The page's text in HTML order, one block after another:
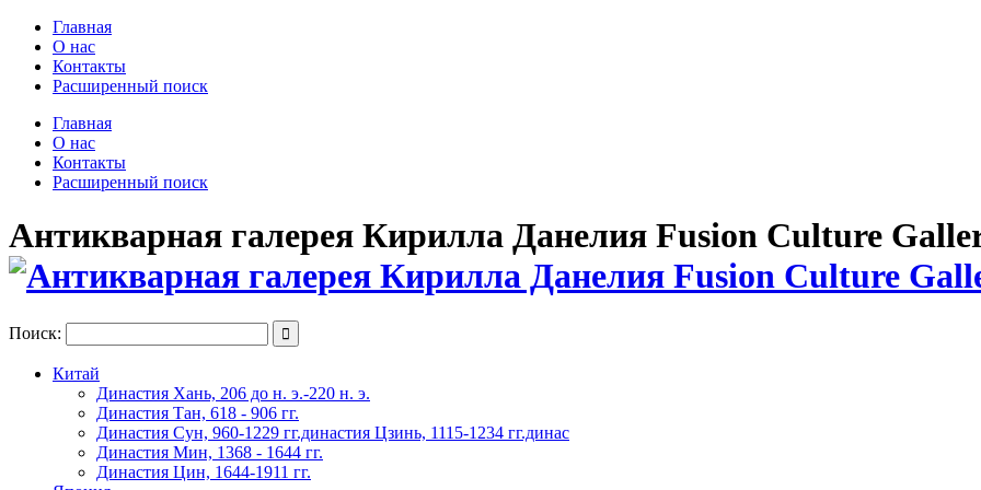
Главная
О нас
Контакты
Расширенный поиск
Главная
О нас
Контакты
Расширенный поиск
Антикварная галерея Кирилла Данелия Fusion Culture
Поиск: 
Китай
Династия Хань, 206 до н. э.-220 н. э.
Династия Тан, 618 - 906 гг.
Династия Сун, 960-1229 гг.династия Цзинь, 1115-1234 гг.динас
Династия Мин, 1368 - 1644 гг.
Династия Цин, 1644-1911 гг.